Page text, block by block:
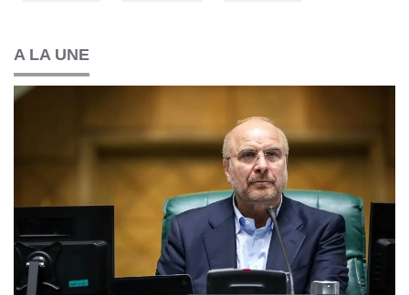
A LA UNE